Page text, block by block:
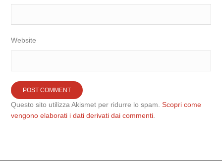
Website
Questo sito utilizza Akismet per ridurre lo spam.Scopri come
vengono elaborati i dati derivati dai commenti